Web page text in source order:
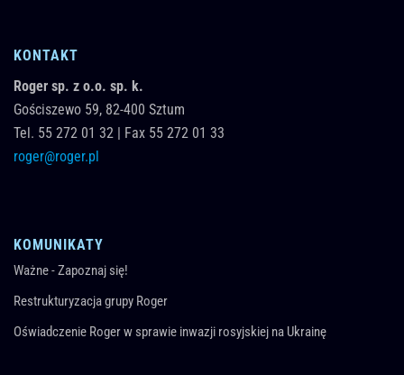
KONTAKT
Roger sp. z o.o. sp. k.
Gościszewo 59, 82-400 Sztum
Tel. 55 272 01 32 | Fax 55 272 01 33
roger@roger.pl
KOMUNIKATY
Ważne - Zapoznaj się!
Restrukturyzacja grupy Roger
Oświadczenie Roger w sprawie inwazji rosyjskiej na Ukrainę